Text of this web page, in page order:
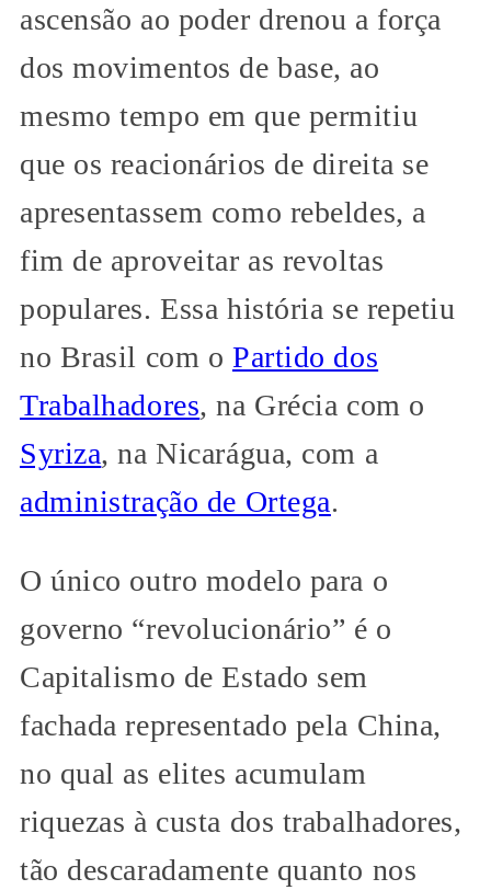
ascensão ao poder drenou a força
dos movimentos de base, ao
mesmo tempo em que permitiu
que os reacionários de direita se
apresentassem como rebeldes, a
fim de aproveitar as revoltas
populares. Essa história se repetiu
no Brasil com o Partido dos
Trabalhadores, na Grécia com o
Syriza, na Nicarágua, com a
administração de Ortega.
O único outro modelo para o
governo “revolucionário” é o
Capitalismo de Estado sem
fachada representado pela China,
no qual as elites acumulam
riquezas à custa dos trabalhadores,
tão descaradamente quanto nos